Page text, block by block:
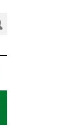
podmenu